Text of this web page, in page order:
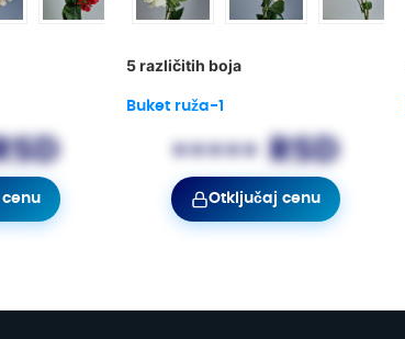
5 različitih boja
Buket ruža-1
••••• RSD
Otključaj cenu